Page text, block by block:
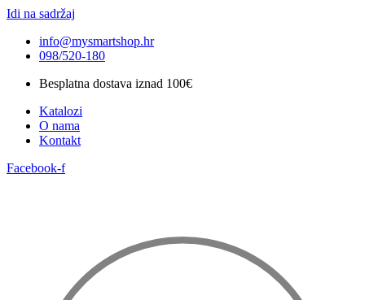
Idi na sadržaj
info@mysmartshop.hr
098/520-180
Besplatna dostava iznad 100€
Katalozi
O nama
Kontakt
Facebook-f